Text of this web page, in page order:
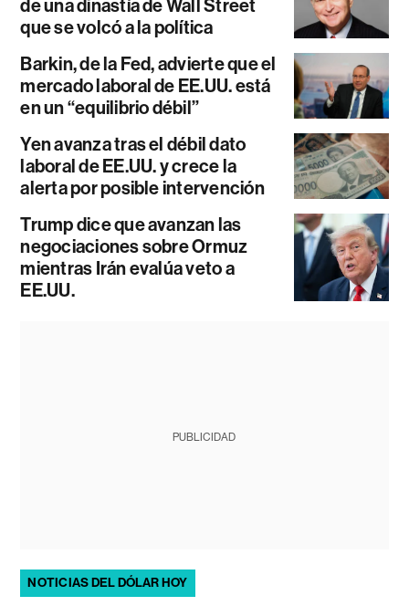
de una dinastía de Wall Street
que se volcó a la política
Barkin, de la Fed, advierte que el
mercado laboral de EE.UU. está
en un “equilibrio débil”
Yen avanza tras el débil dato
laboral de EE.UU. y crece la
alerta por posible intervención
Trump dice que avanzan las
negociaciones sobre Ormuz
mientras Irán evalúa veto a
EE.UU.
PUBLICIDAD
NOTICIAS DEL DÓLAR HOY